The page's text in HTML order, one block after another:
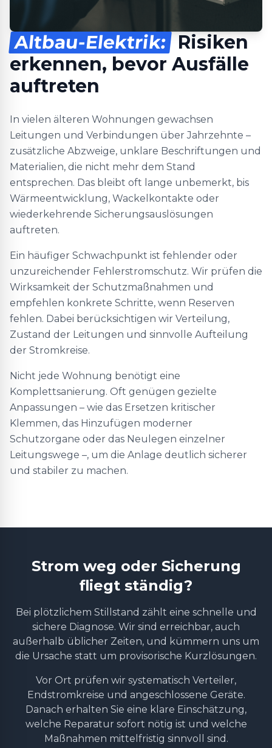
Altbau-Elektrik: Risiken
erkennen, bevor Ausfälle
auftreten
In vielen älteren Wohnungen gewachsen
Leitungen und Verbindungen über Jahrzehnte –
zusätzliche Abzweige, unklare Beschriftungen und
Materialien, die nicht mehr dem Stand
entsprechen. Das bleibt oft lange unbemerkt, bis
Wärmeentwicklung, Wackelkontakte oder
wiederkehrende Sicherungsauslösungen
auftreten.
Ein häufiger Schwachpunkt ist fehlender oder
unzureichender Fehlerstromschutz. Wir prüfen die
Wirksamkeit der Schutzmaßnahmen und
empfehlen konkrete Schritte, wenn Reserven
fehlen. Dabei berücksichtigen wir Verteilung,
Zustand der Leitungen und sinnvolle Aufteilung
der Stromkreise.
Nicht jede Wohnung benötigt eine
Komplettsanierung. Oft genügen gezielte
Anpassungen – wie das Ersetzen kritischer
Klemmen, das Hinzufügen moderner
Schutzorgane oder das Neulegen einzelner
Leitungswege –, um die Anlage deutlich sicherer
und stabiler zu machen.
Strom weg oder Sicherung
fliegt ständig?
Bei plötzlichem Stillstand zählt eine schnelle und
sichere Diagnose. Wir sind erreichbar, auch
außerhalb üblicher Zeiten, und kümmern uns um
die Ursache statt um provisorische Kurzlösungen.
Vor Ort prüfen wir systematisch Verteiler,
Endstromkreise und angeschlossene Geräte.
Danach erhalten Sie eine klare Einschätzung,
welche Reparatur sofort nötig ist und welche
Maßnahmen mittelfristig sinnvoll sind.